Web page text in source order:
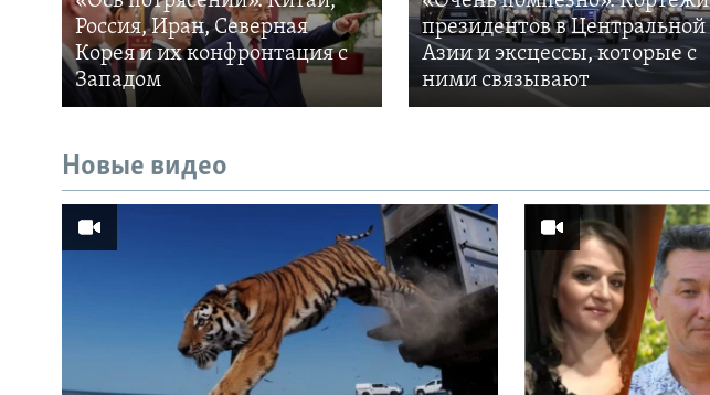
Россия, Иран, Северная
Корея и их конфронтация с
Западом
президентов в Центральной
Азии и эксцессы, которые с
ними связывают
Новые видео